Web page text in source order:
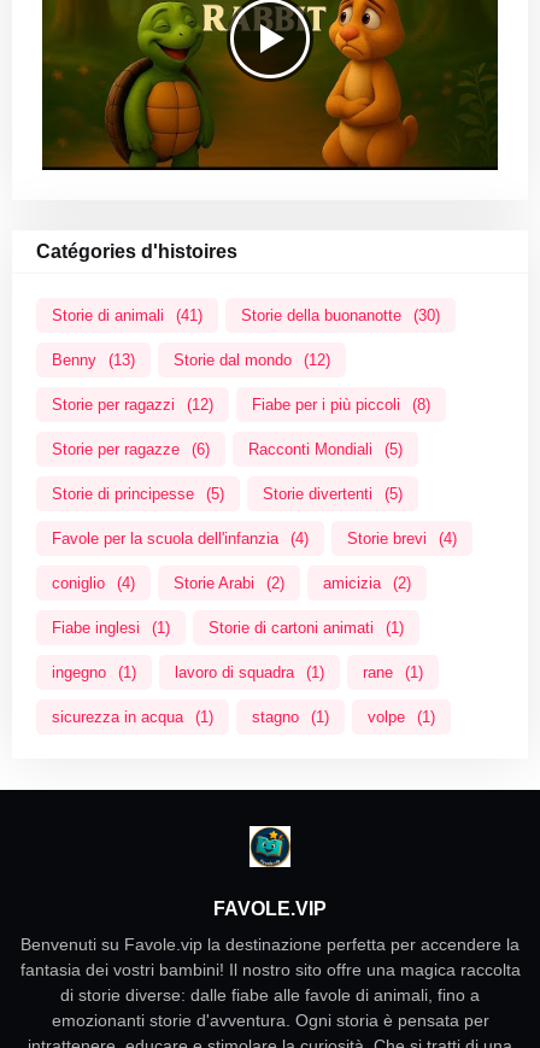
Catégories d'histoires
Storie di animali (41) Storie della buonanotte (30)
Benny (13) Storie dal mondo (12)
Storie per ragazzi (12) Fiabe per i più piccoli (8)
Storie per ragazze (6) Racconti Mondiali (5)
Storie di principesse (5) Storie divertenti (5)
Favole per la scuola dell'infanzia (4) Storie brevi (4)
coniglio (4) Storie Arabi (2) amicizia (2)
Fiabe inglesi (1) Storie di cartoni animati (1)
ingegno (1) lavoro di squadra (1) rane (1)
sicurezza in acqua (1) stagno (1) volpe (1)
FAVOLE.VIP
Benvenuti su Favole.vip la destinazione perfetta per accendere la
fantasia dei vostri bambini! Il nostro sito offre una magica raccolta
di storie diverse: dalle fiabe alle favole di animali, fino a
emozionanti storie d'avventura. Ogni storia è pensata per